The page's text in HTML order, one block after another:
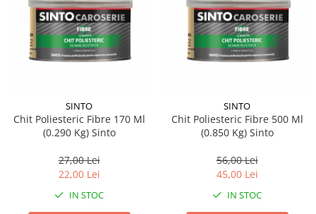
SINTO
Chit Poliesteric Fibre 170 Ml
(0.290 Kg) Sinto
27,00 Lei
22,00 Lei
IN STOC
SINTO
Chit Poliesteric Fibre 500 Ml
(0.850 Kg) Sinto
56,00 Lei
45,00 Lei
IN STOC